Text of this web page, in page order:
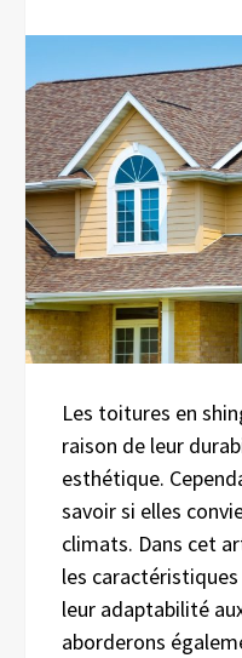
Les toitures en
raison de leur
esthétique.
savoir si elles
climats. Dans cet
les
leur adaptabilité
aborderons